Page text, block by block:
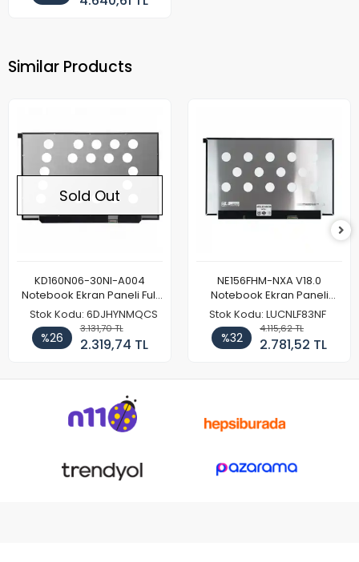
Similar Products
Sold Out
KD160N06-30NI-A004
Notebook Ekran Paneli Full
HD
Stok Kodu: 6DJHYNMQCS
%26
3.131,70 TL
2.319,74 TL
NE156FHM-NXA V18.0
Notebook Ekran Paneli
144Hz
Stok Kodu: LUCNLF83NF
%32
4.115,62 TL
2.781,52 TL